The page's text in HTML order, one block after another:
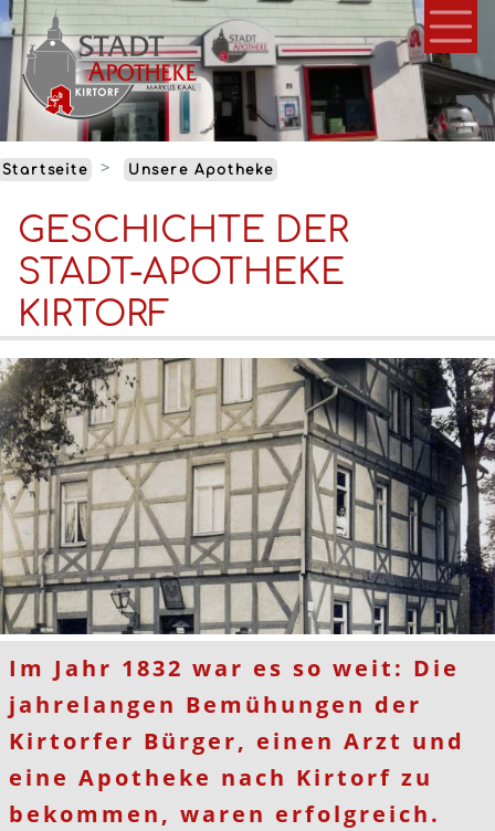
Direkt
zum
Inhalt
Startseite Unsere Apotheke
GESCHICHTE DER
STADT-APOTHEKE
KIRTORF
Im Jahr 1832 war es so weit: Die
jahrelangen Bemühungen der
Kirtorfer Bürger, einen Arzt und
eine Apotheke nach Kirtorf zu
bekommen, waren erfolgreich.